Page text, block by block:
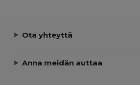
Ota yhteyttä
Anna meidän auttaa